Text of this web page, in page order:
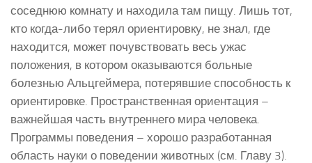
соседнюю комнату и находила там пищу. Лишь тот,
кто когда-либо терял ориентировку, не знал, где
находится, может почувствовать весь ужас
положения, в котором оказываются больные
болезнью Альцгеймера, потерявшие способность к
ориентировке. Пространственная ориентация –
важнейшая часть внутреннего мира человека.
Программы поведения – хорошо разработанная
область науки о поведении животных (см. Главу 3).